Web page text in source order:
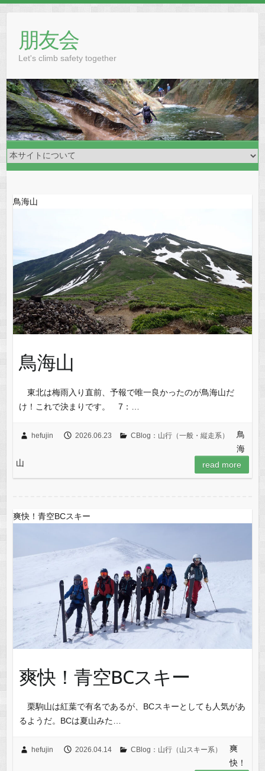
content朋友会
Let's climb safety together
鳥海山
鳥海山
東北は梅雨入り直前、予報で唯一良かったのが鳥海山だ
け！これで決まりです。 7：…
hefujin 2026.06.23 CBlog：山行（一般・縦走系）
鳥
海
山
read more
爽快！青空BCスキー
爽快！青空BCスキー
栗駒山は紅葉で有名であるが、BCスキーとしても人気があ
るようだ。BCは夏山みた…
hefujin 2026.04.14 CBlog：山行（山スキー系）
爽
快！